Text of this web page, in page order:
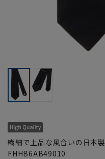
繊細で上品な風合いの日本製
FHHB6AB49010